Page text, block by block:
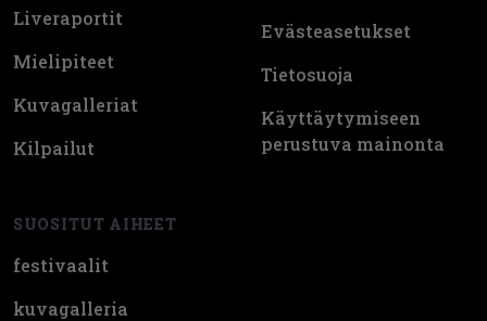
Liveraportit
Mielipiteet
Kuvagalleriat
Kilpailut
SUOSITUT AIHEET
festivaalit
kuvagalleria
Evästeasetukset
Tietosuoja
Käyttäytymiseen
perustuva mainonta